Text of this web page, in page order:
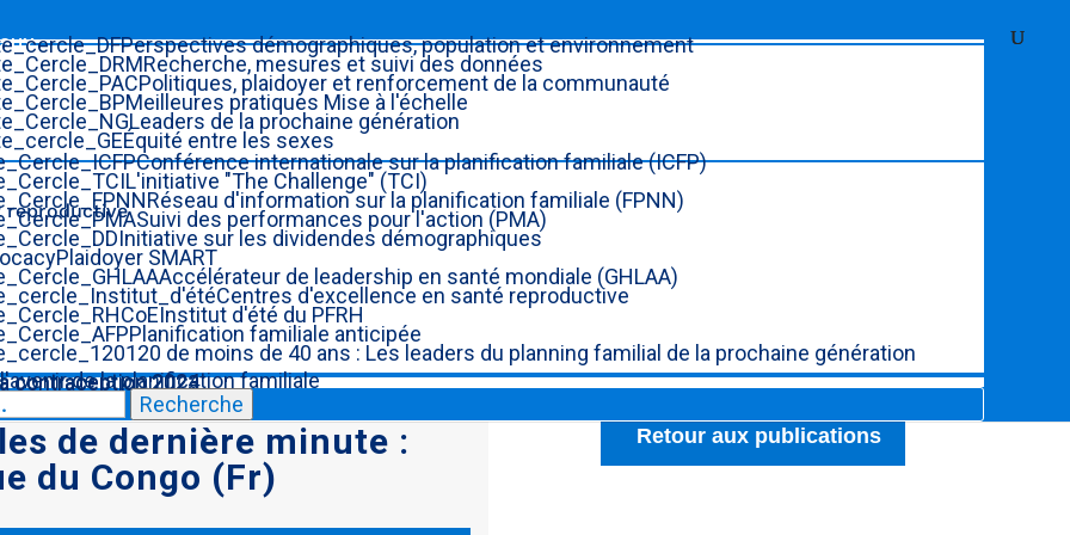
Perspectives démographiques, population et environnement
Recherche, mesures et suivi des données
Politiques, plaidoyer et renforcement de la communauté
Meilleures pratiques Mise à l'échelle
Leaders de la prochaine génération
Équité entre les sexes
Conférence internationale sur la planification familiale (ICFP)
L'initiative "The Challenge" (TCI)
Réseau d'information sur la planification familiale (FPNN)
Suivi des performances pour l'action (PMA)
Initiative sur les dividendes démographiques
Plaidoyer SMART
Accélérateur de leadership en santé mondiale (GHLAA)
Centres d'excellence en santé reproductive
Institut d'été du PFRH
Planification familiale anticipée
120 de moins de 40 ans : Les leaders du planning familial de la prochaine génération
de la planification familiale
contraception 2024
contraception 2023
Recherche
du WHGI
de dernière minute :
du Congo (Fr)
Retour aux publications